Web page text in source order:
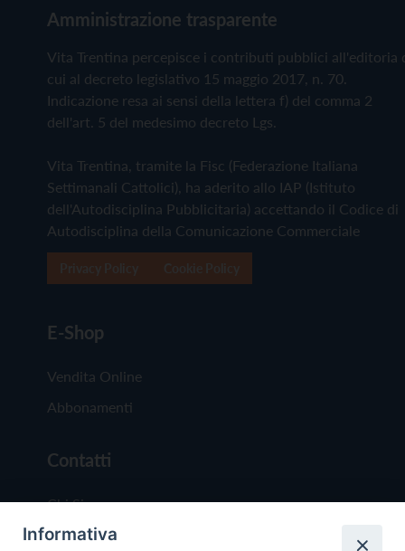
Amministrazione trasparente
Vita Trentina percepisce i contributi pubblici all'editoria
cui al decreto legislativo 15 maggio 2017, n. 70.
Indicazione resa ai sensi della lettera f) del comma 2
dell'art. 5 del medesimo decreto Lgs.
Vita Trentina, tramite la Fisc (Federazione Italiana
Settimanali Cattolici), ha aderito allo IAP (Istituto
dell'Autodisciplina Pubblicitaria) accettando il Codice di
Autodisciplina della Comunicazione Commerciale
E-Shop
Vendita Online
Abbonamenti
Contatti
Chi Siamo
Redazione
Informativa